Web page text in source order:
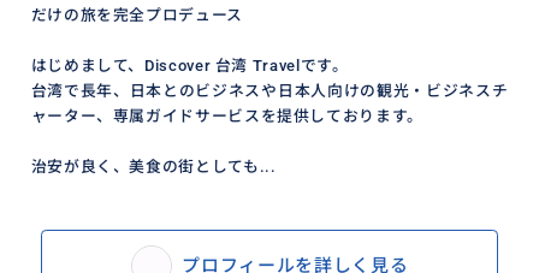
だけの旅を完全プロデュース
はじめまして、Discover 台湾 Travelです。
台湾で長年、日本とのビジネスや日本人向けの観光・ビジネスチ
ャーター、専属ガイドサービスを提供しております。
治安が良く、美食の街としても...
プロフィールを詳しく見る